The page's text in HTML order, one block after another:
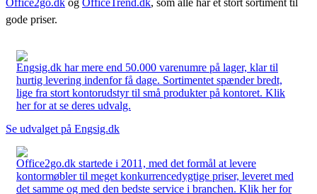
gode priser.
Engsig.dk har mere end 50.000 varenumre på lager, klar til
hurtig levering indenfor få dage. Sortimentet spænder bredt,
lige fra stort kontorudstyr til små produkter på kontoret. Klik
her for at se deres udvalg.
Se udvalget på Engsig.dk
Office2go.dk startede i 2011, med det formål at levere
kontormøbler til meget konkurrencedygtige priser, leveret med
det samme og med den bedste service i branchen. Klik her for